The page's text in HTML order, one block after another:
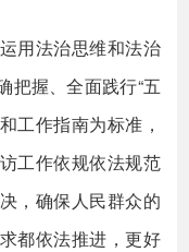
用法治思维和法治
把握、全面践行“五
工作指南为标准，
工作依规依法规范
，确保人民群众的
都依法推进，更好